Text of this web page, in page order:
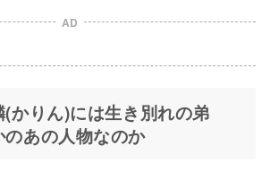
AD
(かりん)には生き別れの弟
あの人物なのか